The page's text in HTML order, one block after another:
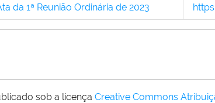
da 1ª Reunião Ordinária de 2023
sob a licença Creative Commons